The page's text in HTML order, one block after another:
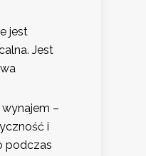
jest
Jest
–
i
podczas